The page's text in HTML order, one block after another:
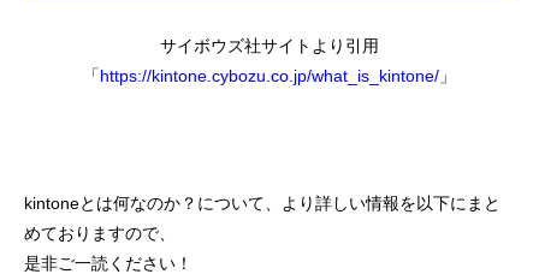
サイボウズ社サイトより引用
「https://kintone.cybozu.co.jp/what_is_kintone/ 」
kintoneとは何なのか？について、より詳しい情報を以下にまと
めておりますので、
是非ご一読ください！